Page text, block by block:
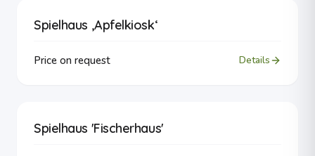
Spielhaus ‚Apfelkiosk‘
Price on request Details
Spielhaus 'Fischerhaus'